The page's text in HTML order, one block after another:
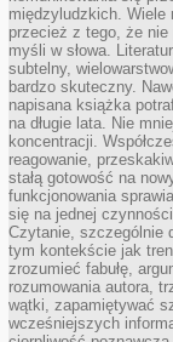
międzyludzkich. Wiele
przecież z tego, że nie
myśli w słowa.
subtelny,
bardzo skuteczny.
napisana książka
na długie lata. Nie
koncentracji.
reagowanie,
stałą gotowość na
funkcjonowania
się na jednej
Czytanie, szczególnie
tym kontekście jak
zrozumieć fabułę,
rozumowania autora,
wątki, zapamiętywać
wcześniejszych